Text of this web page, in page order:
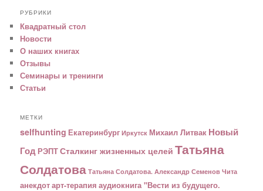
РУБРИКИ
Квадратный стол
Новости
О наших книгах
Отзывы
Семинары и тренинги
Статьи
МЕТКИ
selfhunting Екатеринбург Иркутск Михаил Литвак Новый
Год РЭПТСталкинг жизненных целей Татьяна
Солдатова Татьяна Солдатова. Александр Семенов Чита
анекдотарт-терапия аудиокнига "Вести из будущего.